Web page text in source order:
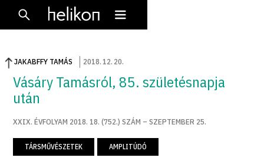
JAKABFFY TAMÁS 2018. 12. 20.
Vásáry Tamásról, 85. születésnapja
után
XXIX. ÉVFOLYAM 2018. 18. (752.) SZÁM – SZEPTEMBER 25.
TÁRSMŰVÉSZETEK AMPLITÚDÓ